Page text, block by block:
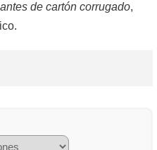
de cartón corrugado,
Colombia S.A.S.